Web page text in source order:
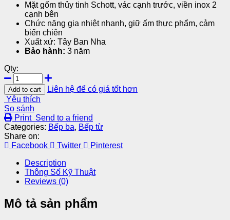
Mặt gốm thủy tinh Schott, vác cạnh trước, viền inox 2
cạnh bên
Chức năng gia nhiệt nhanh, giữ ấm thực phẩm, cảm
biến chiên
Xuất xứ: Tây Ban Nha
Bảo hành: 3 năm
Qty:
Add to cart
Liên hệ để có giá tốt hơn
Yêu thích
So sánh
Print Send to a friend
Categories: Bếp ba, Bếp từ
Share on:
Facebook
Twitter
Pinterest
Description
Thông Số Kỹ Thuật
Reviews (0)
Mô tả sản phẩm